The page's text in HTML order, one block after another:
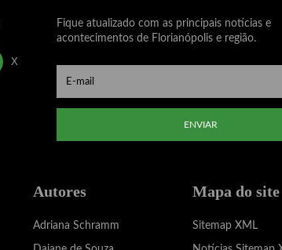
X
Fique atualizado com as principais notícias e
acontecimentos de Florianópolis e região.
ENVIAR
Autores
Adriana Schramm
Mapa do site
Sitemap XML